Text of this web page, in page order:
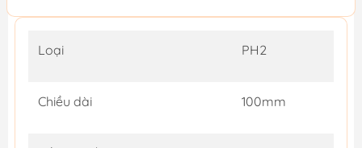
Loại PH2
Chiều dài 100mm